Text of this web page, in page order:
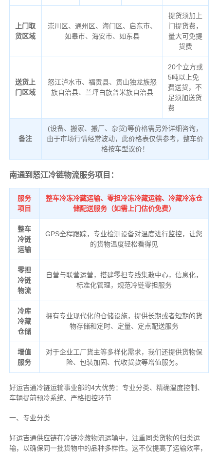
上门取
货区域
崇川区、通州区、海门区、启东市、
如皋市、海安市、如东县
提货须加上
门提货费，
量大可免提
货费
送货上
门区域
怒江泸水市、福贡县、贡山独龙族怒
族自治县、兰坪白族普米族自治县
20个立方或
5吨以上免
费送货，不
足须加送货
费
备注
(设备、搬家、搬厂、杂货)等价格需另外详细咨询，
由于市场行情经常波动，此价格表仅供参考，整车价
格按车型议价！
南通到怒江冷链物流服务项目：
服务
项目
整车冷冻冷藏运输、零担冷冻冷藏运输、冷藏冷冻仓
储配送服务（如需上门估价免费）
整车
冷链
运输
GPS全程跟踪，专业检测设备对温度进行监控，让您
的货物温度轻松看得见
零担
冷链
物流
自营与联营运营，搭建零担专线集散中心，信息化，
标准化管理，规范冷链零担服务
冷库
冷藏
仓储
拥有专业现代化的仓储设施，提供长期或者短期的货
物存储和定时、定量、定点配送服务
增值
服务
对于企业工厂货主等多样化需求，我们还提供货物保
险、包装加固、代收货款等增值服务。
好运吉通冷链运输事业部的4大优势： 专业分类、 精确温度控制、
车辆提前预冷系统、 严格把控环节
一、专业分类
好运吉通供应链在冷链冷藏物流运输中，注重同类货物的归类运
输，以确保同一批货物中的品种多样性。这不仅提高了运输效率，